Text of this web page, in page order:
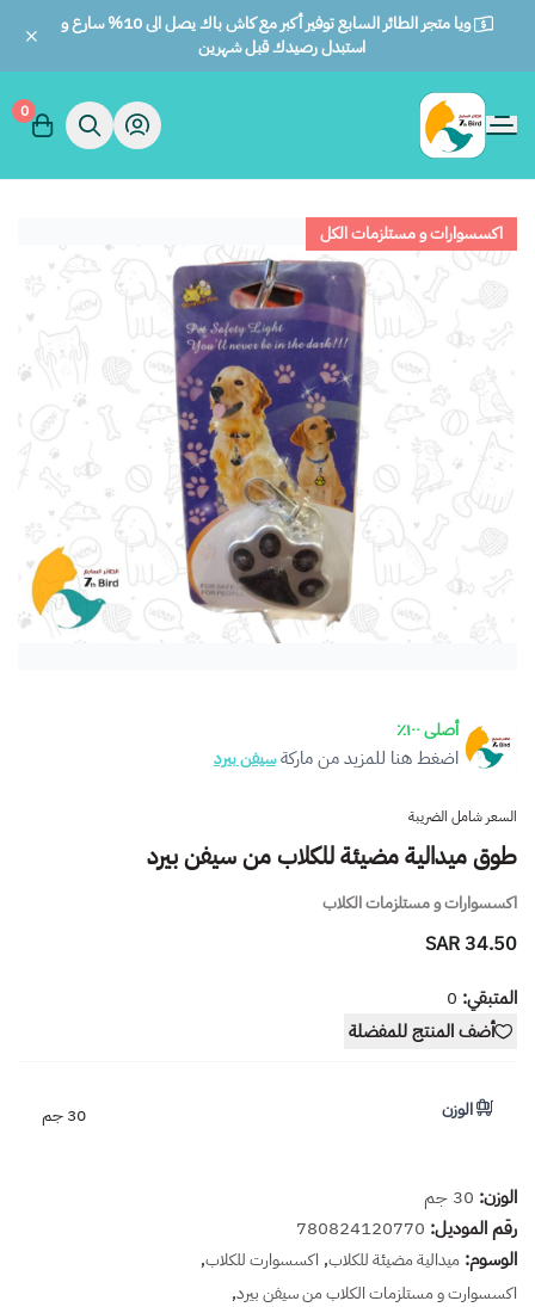
ويا متجر الطائر السابع توفير أكبر مع كاش باك يصل الى 10% سارع و
استبدل رصيدك قبل شهرين
الطائر السابع للحيوانات
0
اكسسوارات و مستلزمات الكل
أصلى ١٠٠٪
اضغط هنا للمزيد من ماركةسيفن بيرد
السعر شامل الضريبة
طوق ميدالية مضيئة للكلاب من سيفن بيرد
اكسسوارات و مستلزمات الكلاب
34.50 SAR
المتبقي: 0
أضف المنتج للمفضلة
الوزن 30 جم
الوزن: 30 جم
رقم الموديل: 780824120770
الوسوم: ميدالية مضيئة للكلاب, اكسسوارت للكلاب,
اكسسوارت و مستلزمات الكلاب من سيفن بيرد,